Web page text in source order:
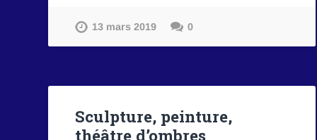
13 mars 2019 0
Sculpture, peinture,
théâtre d’ombres